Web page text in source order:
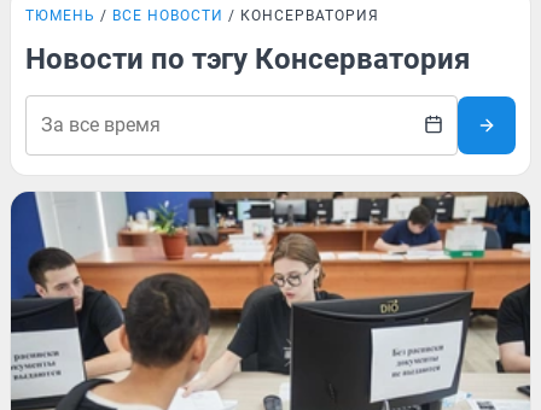
ТЮМЕНЬ ВСЕ НОВОСТИ КОНСЕРВАТОРИЯ
Новости по тэгу Консерватория